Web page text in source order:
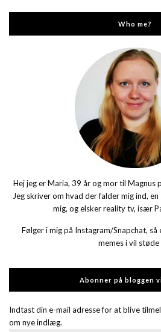
Who me?
Hej jeg er Maria, 39 år og mor til Magnus
Jeg skriver om hvad der falder mig ind,
mig, og elsker reality tv, især
Følger i mig på Instagram/Snapchat,
memes i vil støde
Abonner på bloggen
Indtast din e-mail adresse for at blive
om nye indlæg.